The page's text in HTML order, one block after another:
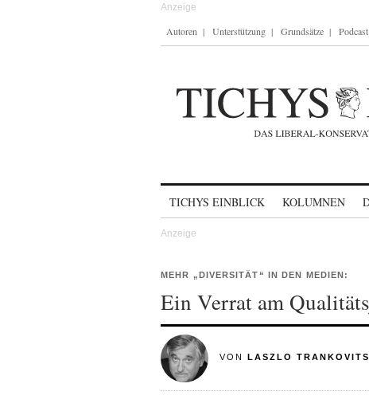
Autoren Unterstützung Grundsätze Podcast
TICHYS EINBLICK KOLUMNEN
MEHR „DIVERSITÄT“ IN DEN MEDIEN:
Ein Verrat am
VON LASZLO TRANKOVITS